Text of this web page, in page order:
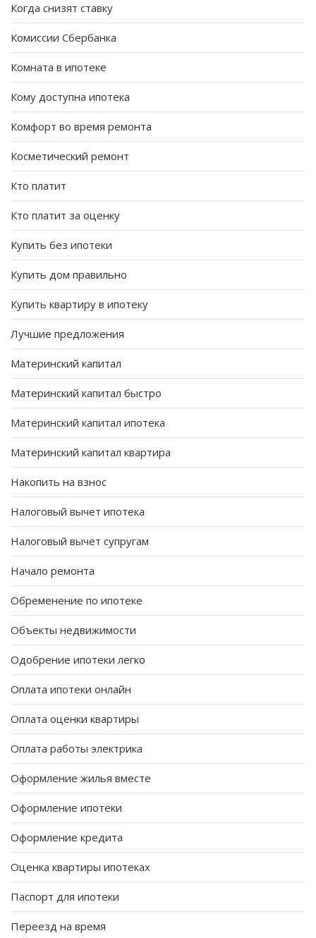
Когда снизят ставку
Комиссии Сбербанка
Комната в ипотеке
Кому доступна ипотека
Комфорт во время ремонта
Косметический ремонт
Кто платит
Кто платит за оценку
Купить без ипотеки
Купить дом правильно
Купить квартиру в ипотеку
Лучшие предложения
Материнский капитал
Материнский капитал быстро
Материнский капитал ипотека
Материнский капитал квартира
Накопить на взнос
Налоговый вычет ипотека
Налоговый вычет супругам
Начало ремонта
Обременение по ипотеке
Объекты недвижимости
Одобрение ипотеки легко
Оплата ипотеки онлайн
Оплата оценки квартиры
Оплата работы электрика
Оформление жилья вместе
Оформление ипотеки
Оформление кредита
Оценка квартиры ипотеках
Паспорт для ипотеки
Переезд на время